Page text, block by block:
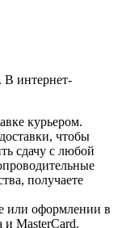
В интернет-
курьером.
чтобы
сдачу с любой
получаете
или оформлении в
MasterCard.